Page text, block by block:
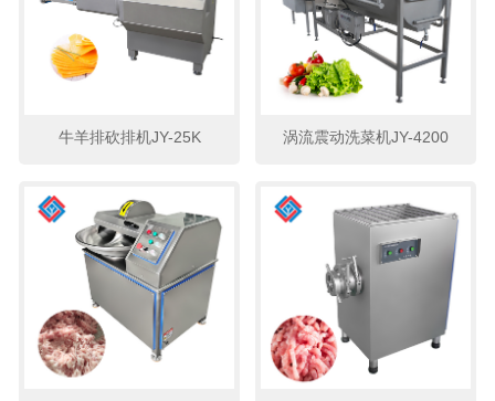
牛羊排砍排机JY-25K 涡流震动洗菜机JY-4200